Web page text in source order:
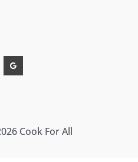
Cook For All